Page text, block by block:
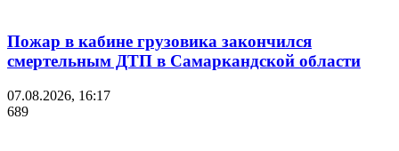
Пожар в кабине грузовика закончился
смертельным ДТП в Самаркандской области
07.08.2026, 16:17
689